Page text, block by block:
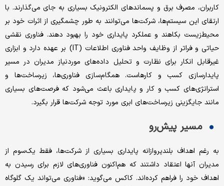
کاربران، مصرف برق و پسماندهای الکترونیک بسیاری به جای می‌‌‌گذارند. با
ارتقای این سیستم‌ها، شرکت‌ها می‌توانند به طور چشمگیری از اثرات خود بر
محیط‌‌‌زیست بکاهند و عملکرد پایداری خود را بهبود دهند. فناوری نقشی
حیاتی و فراتر از وظایف واحد فناوری اطلاعات (IT) بر عهده دارد و ابزاری
غیرقابل انکار برای نظارت و تحلیل داده‌‌‌های موردنیاز مدیران در مسیر
پایدارسازی کسب و کارهاست. همگام‌‌‌سازی فناوری‌‌‌ها، زیرساخت‌‌‌ها و
استراتژی‌‌‌های کسب و کار و پایداری باعث می‌شود که فرصت‌‌‌های بسیاری
مانند جایگزینی زیرساخت‌‌‌های ابری مورد توجه شرکت‌ها قرار بگیرد.
مسیر پیش‌‌‌رو
به رغم اهداف بلندپروازانه پایداری بسیاری از شرکت‌ها، فقط یک‌‌‌سوم از
مدیران آنها اعتقاد داشتند که هم‌‌‌اکنون فناوری‌‌‌های لازم برای رسیدن به
اهداف خود را فراهم کرده‌‌‌اند. کاکس می‌‌‌گوید: «فناوری می‌تواند یک گلوگاه